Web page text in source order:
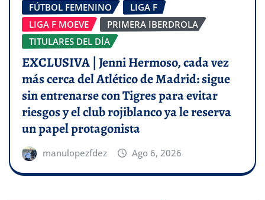
FÚTBOL FEMENINO
LIGA F
LIGA F MOEVE
PRIMERA IBERDROLA
TITULARES DEL DÍA
EXCLUSIVA | Jenni Hermoso, cada vez
más cerca del Atlético de Madrid: sigue
sin entrenarse con Tigres para evitar
riesgos y el club rojiblanco ya le reserva
un papel protagonista
manulopezfdez Ago 6, 2026